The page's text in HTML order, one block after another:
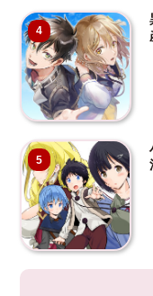
4
5